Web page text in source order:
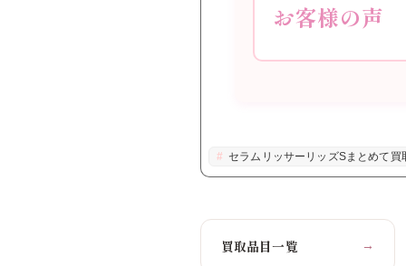
お客様の声
セラムリッサーリッズSまとめて買
買取品目一覧 →